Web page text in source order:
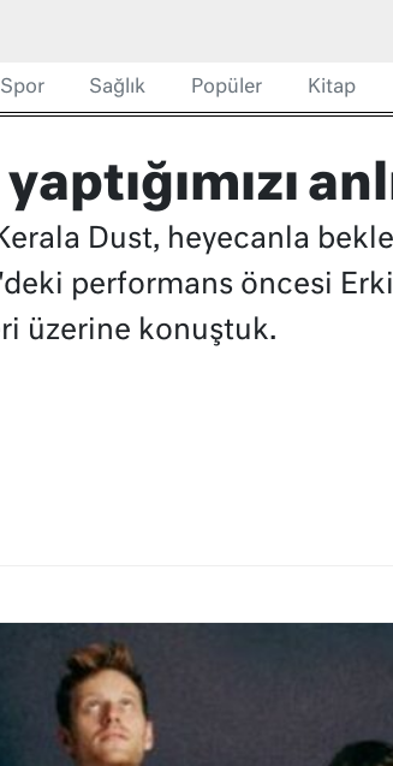
Spor Sağlık Popüler Kitap
Dust, heyecanla
performans öncesi
üzerine konuştuk.